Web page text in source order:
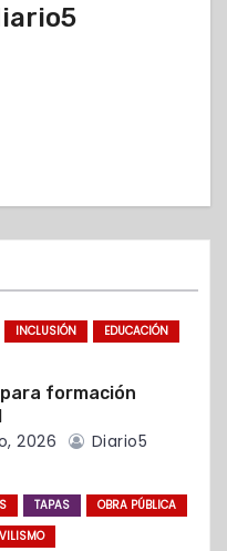
INCLUSIÓN
EDUCACIÓN
formación
2026 Diario5
TAPAS
OBRA PÚBLICA